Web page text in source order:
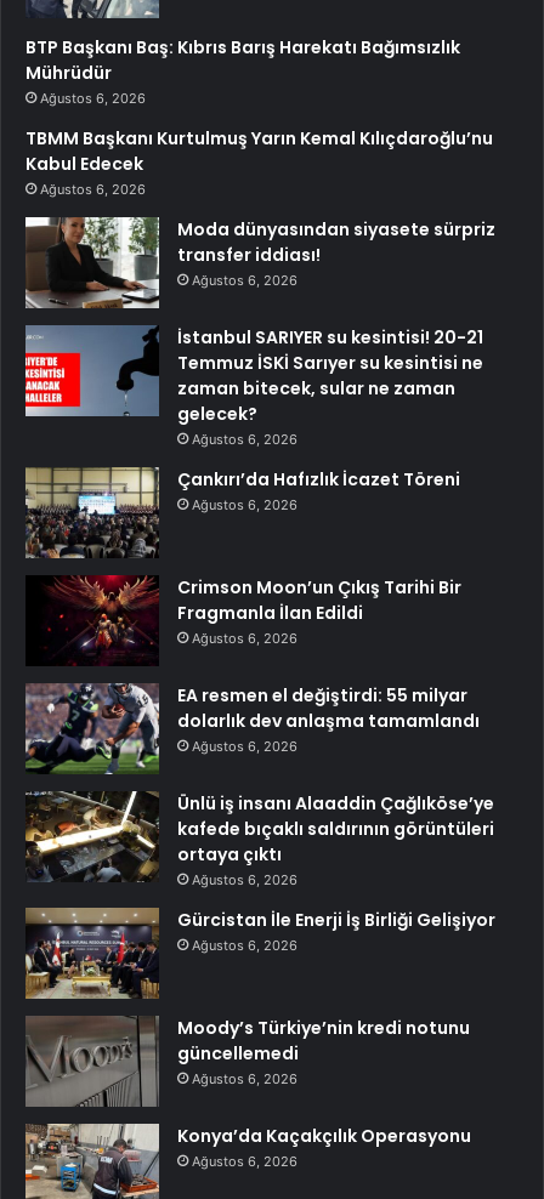
BTP Başkanı Baş: Kıbrıs Barış Harekatı Bağımsızlık
Mührüdür
Ağustos 6, 2026
TBMM Başkanı Kurtulmuş Yarın Kemal Kılıçdaroğlu’nu
Kabul Edecek
Ağustos 6, 2026
Moda dünyasından siyasete sürpriz
transfer iddiası!
Ağustos 6, 2026
İstanbul SARIYER su kesintisi! 20-21
Temmuz İSKİ Sarıyer su kesintisi ne
zaman bitecek, sular ne zaman
gelecek?
Ağustos 6, 2026
Çankırı’da Hafızlık İcazet Töreni
Ağustos 6, 2026
Crimson Moon’un Çıkış Tarihi Bir
Fragmanla İlan Edildi
Ağustos 6, 2026
EA resmen el değiştirdi: 55 milyar
dolarlık dev anlaşma tamamlandı
Ağustos 6, 2026
Ünlü iş insanı Alaaddin Çağlıköse’ye
kafede bıçaklı saldırının görüntüleri
ortaya çıktı
Ağustos 6, 2026
Gürcistan İle Enerji İş Birliği Gelişiyor
Ağustos 6, 2026
Moody’s Türkiye’nin kredi notunu
güncellemedi
Ağustos 6, 2026
Konya’da Kaçakçılık Operasyonu
Ağustos 6, 2026